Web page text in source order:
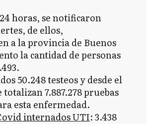
horas, se notificaron
de ellos,
a la provincia de Buenos
la cantidad de personas
50.248 testeos y desde el
7.887.278 pruebas
esta enfermedad.
internados UTI: 3.438